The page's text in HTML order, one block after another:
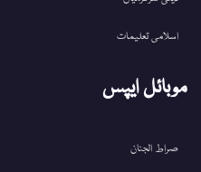
اسلامی تعلیمات
موبائل ایپس
صراط الجنان